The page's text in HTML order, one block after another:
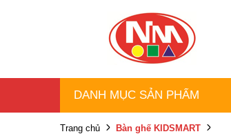
DANH MỤC SẢN PHẨM
Trang chủ Bàn ghế KIDSMART